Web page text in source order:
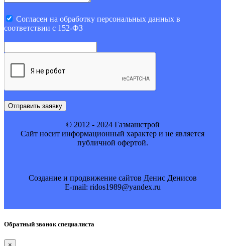
Cогласен на обработку персональных данных в
соответствии с 152-ФЗ
Отправить заявку
© 2012 - 2024 Газмашстрой
Cайт носит информационный характер и не является
публичной офертой.
Создание и продвижение сайтов Денис Денисов
E-mail: ridos1989@yandex.ru
Обратный звонок специалиста